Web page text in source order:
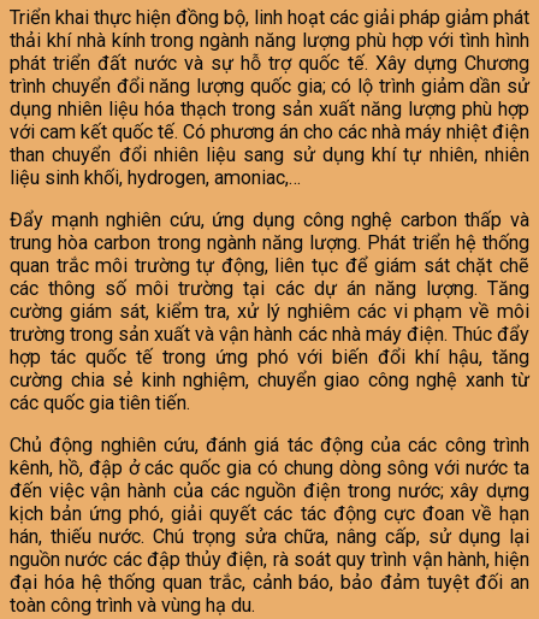
Triển khai thực hiện đồng bộ, linh hoạt các giải pháp giảm phát
thải khí nhà kính trong ngành năng lượng phù hợp với tình hình
phát triển đất nước và sự hỗ trợ quốc tế. Xây dựng Chương
trình chuyển đổi năng lượng quốc gia; có lộ trình giảm dần sử
dụng nhiên liệu hóa thạch trong sản xuất năng lượng phù hợp
với cam kết quốc tế. Có phương án cho các nhà máy nhiệt điện
than chuyển đổi nhiên liệu sang sử dụng khí tự nhiên, nhiên
liệu sinh khối, hydrogen, amoniac,…
Đẩy mạnh nghiên cứu, ứng dụng công nghệ carbon thấp và
trung hòa carbon trong ngành năng lượng. Phát triển hệ thống
quan trắc môi trường tự động, liên tục để giám sát chặt chẽ
các thông số môi trường tại các dự án năng lượng. Tăng
cường giám sát, kiểm tra, xử lý nghiêm các vi phạm về môi
trường trong sản xuất và vận hành các nhà máy điện. Thúc đẩy
hợp tác quốc tế trong ứng phó với biến đổi khí hậu, tăng
cường chia sẻ kinh nghiệm, chuyển giao công nghệ xanh từ
các quốc gia tiên tiến.
Chủ động nghiên cứu, đánh giá tác động của các công trình
kênh, hồ, đập ở các quốc gia có chung dòng sông với nước ta
đến việc vận hành của các nguồn điện trong nước; xây dựng
kịch bản ứng phó, giải quyết các tác động cực đoan về hạn
hán, thiếu nước. Chú trọng sửa chữa, nâng cấp, sử dụng lại
nguồn nước các đập thủy điện, rà soát quy trình vận hành, hiện
đại hóa hệ thống quan trắc, cảnh báo, bảo đảm tuyệt đối an
toàn công trình và vùng hạ du.